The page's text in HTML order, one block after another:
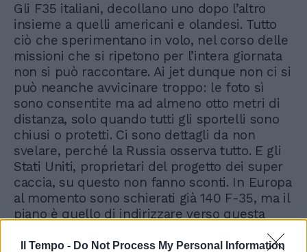
Il Tempo - Do Not Process My Personal Information
Gli F35 italiani, decollano uno dopo l’altro
insieme a quelli americani e olandesi. Tutto
ciò che sperimentano in volo, nel corso delle
missioni che si ripetono per l’intera giornata
non si può raccontare. Ai jet dunque non ci si
può neanche avvicinare troppo: le foto sì
sono consentite ma ad almeno otto metri di
distanza, solo quando tutti gli sportelli sono
chiusi o protetti. Ci sono dettagli da non
svelare, perché la Russia osserva tutto. E gli
Stati Uniti, proprietari del progetto dei super
caccia, su questo non fanno sconti. In Europa
al momento sono schierati già 140 F-35, ma il
piano è quello di indirizzare verso questa
tecnologia tutta la forza aerea occidentale.